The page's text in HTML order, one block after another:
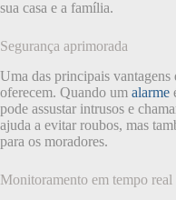
sua casa e a família.
Segurança aprimorada
Uma das principais vantagens
oferecem. Quando um alarme
pode assustar intrusos e
ajuda a evitar roubos, mas
para os moradores.
Monitoramento em tempo real